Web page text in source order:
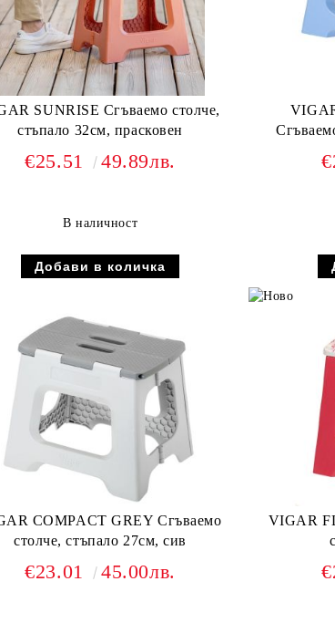
SUNRISE Сгъваемо столче,
стъпало 32см, прасковен
€25.51 49.89лв.
В наличност
COMPACT GREY Сгъваемо
столче, стъпало 27см, сив
€23.01 45.00лв.
VIGAR